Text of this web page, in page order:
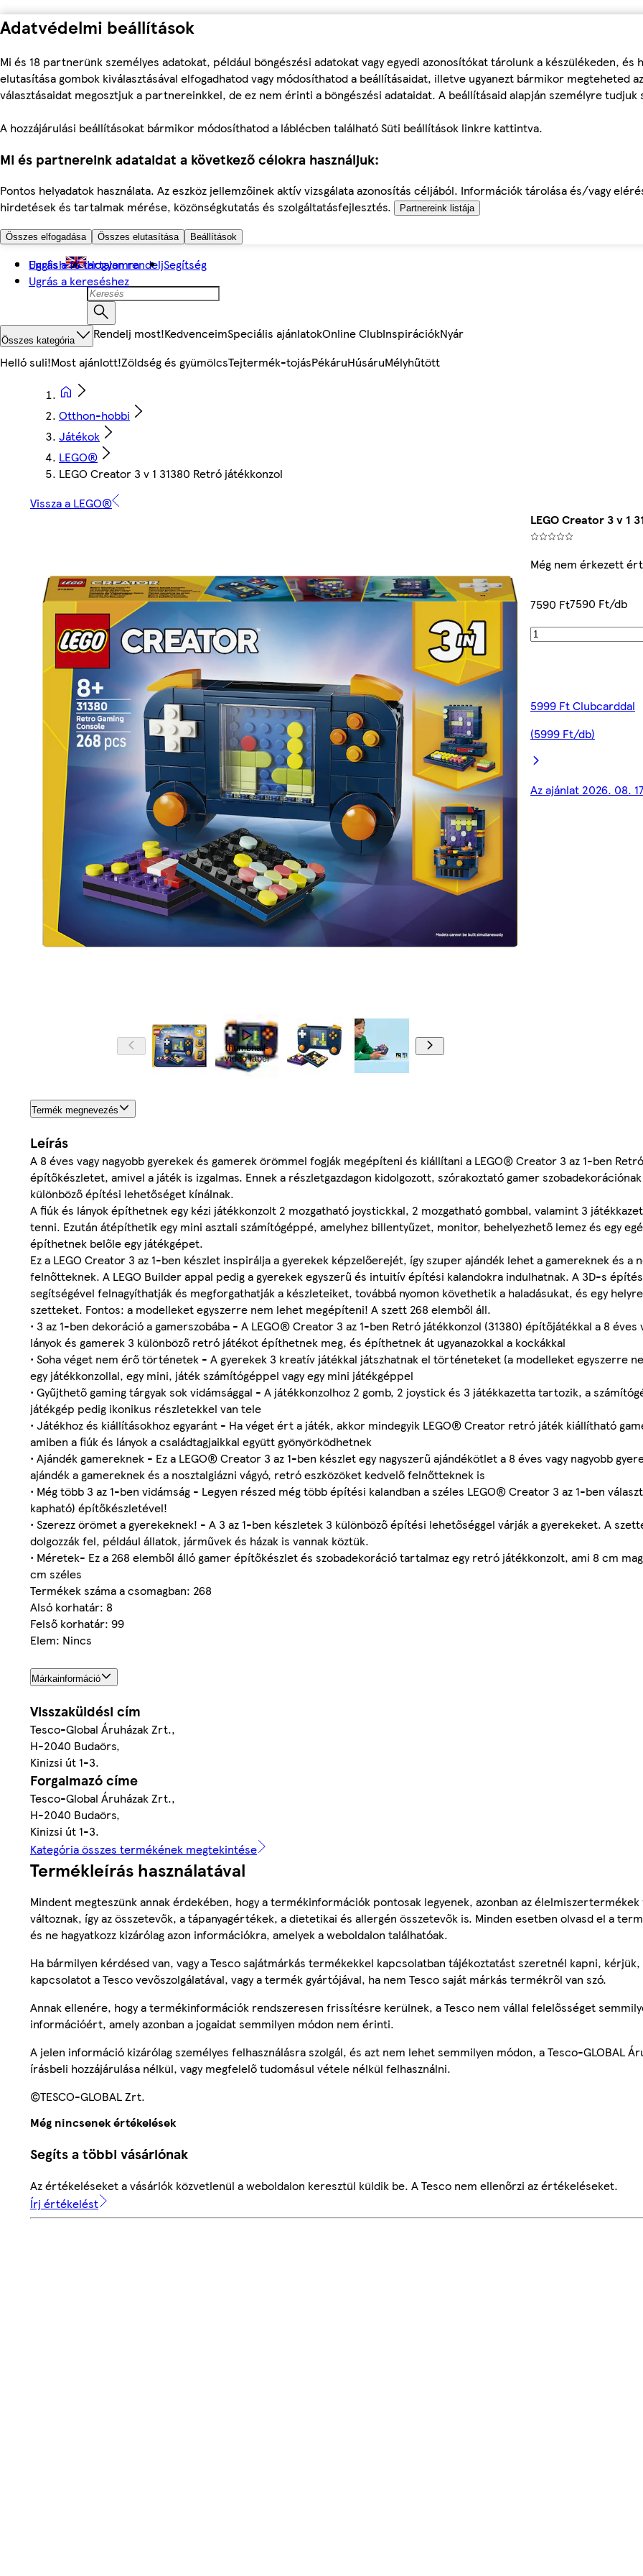
Adatvédelmi beállítások
Mi és 18 partnerünk személyes adatokat, például böngészési adatokat vagy egyedi azonosítókat tárolunk a készülékeden, és
elutasítása gombok kiválasztásával elfogadhatod vagy módosíthatod a beállításaidat, illetve ugyanezt bármikor megteheted az
választásaidat megosztjuk a partnereinkkel, de ez nem érinti a böngészési adataidat. A beállításaid alapján személyre tudjuk
A hozzájárulási beállításokat bármikor módosíthatod a láblécben található Süti beállítások linkre kattintva.
Mi és partnereink adataidat a következő célokra használjuk:
Pontos helyadatok használata. Az eszköz jellemzőinek aktív vizsgálata azonosítás céljából. Információk tárolása és/vagy
hirdetések és tartalmak mérése, közönségkutatás és szolgáltatásfejlesztés.
Partnereink listája
Összes elfogadása Összes elutasítása Beállítások
Ugrás a fő tartalomra
Ugrás a kereséshez
English Hogyan rendeljSegítség
Összes kategória Rendelj most!KedvenceimSpeciális ajánlatokOnline ClubInspirációkNyár
Helló suli!Most ajánlott!Zöldség és gyümölcsTejtermék-tojásPékáruHúsáruMélyhűtött
Otthon-hobbi
Játékok
LEGO®
LEGO Creator 3 v 1 31380 Retró játékkonzol
Vissza a LEGO®
thumbnail-
video-label
LEGO Creator 3 v 1
Még nem érkezett
7590 Ft7590 Ft/db
5999 Ft Clubcarddal
(5999 Ft/db)
Az ajánlat 2026. 08.
Termék megnevezés
Leírás
A 8 éves vagy nagyobb gyerekek és gamerek örömmel fogják megépíteni és kiállítani a LEGO® Creator 3 az 1-ben
építőkészletet, amivel a játék is izgalmas. Ennek a részletgazdagon kidolgozott, szórakoztató gamer
különböző építési lehetőséget kínálnak.
A fiúk és lányok építhetnek egy kézi játékkonzolt 2 mozgatható joystickkal, 2 mozgatható gombbal, valamint 3
tenni. Ezután átépíthetik egy mini asztali számítógéppé, amelyhez billentyűzet, monitor, behelyezhető lemez és egy
építhetnek belőle egy játékgépet.
Ez a LEGO Creator 3 az 1-ben készlet inspirálja a gyerekek képzelőerejét, így szuper ajándék lehet a gamereknek és a
felnőtteknek. A LEGO Builder appal pedig a gyerekek egyszerű és intuitív építési kalandokra indulhatnak. A 3D-s
segítségével felnagyíthatják és megforgathatják a készleteiket, továbbá nyomon követhetik a haladásukat, és egy
szetteket. Fontos: a modelleket egyszerre nem lehet megépíteni! A szett 268 elemből áll.
• 3 az 1-ben dekoráció a gamerszobába - A LEGO® Creator 3 az 1-ben Retró játékkonzol (31380) építőjátékkal a 8 éves
lányok és gamerek 3 különböző retró játékot építhetnek meg, és építhetnek át ugyanazokkal a kockákkal
• Soha véget nem érő történetek - A gyerekek 3 kreatív játékkal játszhatnak el történeteket (a modelleket egyszerre
egy játékkonzollal, egy mini, játék számítógéppel vagy egy mini játékgéppel
• Gyűjthető gaming tárgyak sok vidámsággal - A játékkonzolhoz 2 gomb, 2 joystick és 3 játékkazetta tartozik, a
játékgép pedig ikonikus részletekkel van tele
• Játékhoz és kiállításokhoz egyaránt - Ha véget ért a játék, akkor mindegyik LEGO® Creator retró játék kiállítható
amiben a fiúk és lányok a családtagjaikkal együtt gyönyörködhetnek
• Ajándék gamereknek - Ez a LEGO® Creator 3 az 1-ben készlet egy nagyszerű ajándékötlet a 8 éves vagy nagyobb
ajándék a gamereknek és a nosztalgiázni vágyó, retró eszközöket kedvelő felnőtteknek is
• Még több 3 az 1-ben vidámság - Legyen részed még több építési kalandban a széles LEGO® Creator 3 az 1-ben
kapható) építőkészletével!
• Szerezz örömet a gyerekeknek! - A 3 az 1-ben készletek 3 különböző építési lehetőséggel várják a gyerekeket. A
dolgozzák fel, például állatok, járművek és házak is vannak köztük.
• Méretek- Ez a 268 elemből álló gamer építőkészlet és szobadekoráció tartalmaz egy retró játékkonzolt, ami 8 cm
cm széles
Termékek száma a csomagban: 268
Alsó korhatár: 8
Felső korhatár: 99
Elem: Nincs
Márkainformáció
Visszaküldési cím
Tesco-Global Áruházak Zrt.,
H-2040 Budaörs,
Kinizsi út 1-3.
Forgalmazó címe
Tesco-Global Áruházak Zrt.,
H-2040 Budaörs,
Kinizsi út 1-3.
Kategória összes termékének megtekintése
Termékleírás használatával
Mindent megteszünk annak érdekében, hogy a termékinformációk pontosak legyenek, azonban az élelmiszertermékek
változnak, így az összetevők, a tápanyagértékek, a dietetikai és allergén összetevők is. Minden esetben olvasd el a
és ne hagyatkozz kizárólag azon információkra, amelyek a weboldalon találhatóak.
Ha bármilyen kérdésed van, vagy a Tesco sajátmárkás termékekkel kapcsolatban tájékoztatást szeretnél kapni, kérjük,
kapcsolatot a Tesco vevőszolgálatával, vagy a termék gyártójával, ha nem Tesco saját márkás termékről van szó.
Annak ellenére, hogy a termékinformációk rendszeresen frissítésre kerülnek, a Tesco nem vállal felelősséget
információért, amely azonban a jogaidat semmilyen módon nem érinti.
A jelen információ kizárólag személyes felhasználásra szolgál, és azt nem lehet semmilyen módon, a Tesco-GLOBAL
írásbeli hozzájárulása nélkül, vagy megfelelő tudomásul vétele nélkül felhasználni.
©TESCO-GLOBAL Zrt.
Még nincsenek értékelések
Segíts a többi vásárlónak
Az értékeléseket a vásárlók közvetlenül a weboldalon keresztül küldik be. A Tesco nem ellenőrzi az értékeléseket.
Írj értékelést